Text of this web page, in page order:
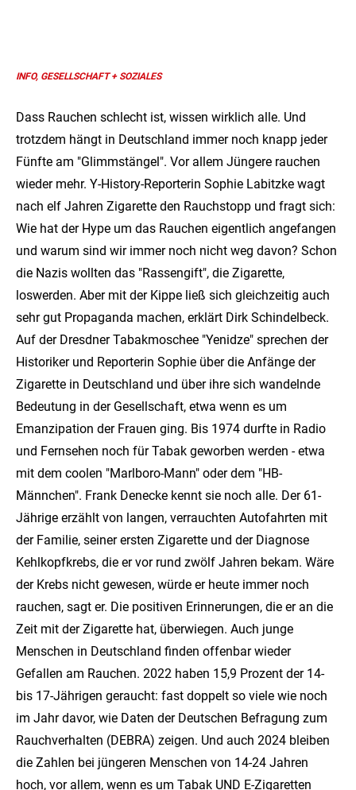
INFO, GESELLSCHAFT + SOZIALES
Dass Rauchen schlecht ist, wissen wirklich alle. Und
trotzdem hängt in Deutschland immer noch knapp jeder
Fünfte am "Glimmstängel". Vor allem Jüngere rauchen
wieder mehr. Y-History-Reporterin Sophie Labitzke wagt
nach elf Jahren Zigarette den Rauchstopp und fragt sich:
Wie hat der Hype um das Rauchen eigentlich angefangen
und warum sind wir immer noch nicht weg davon? Schon
die Nazis wollten das "Rassengift", die Zigarette,
loswerden. Aber mit der Kippe ließ sich gleichzeitig auch
sehr gut Propaganda machen, erklärt Dirk Schindelbeck.
Auf der Dresdner Tabakmoschee "Yenidze" sprechen der
Historiker und Reporterin Sophie über die Anfänge der
Zigarette in Deutschland und über ihre sich wandelnde
Bedeutung in der Gesellschaft, etwa wenn es um
Emanzipation der Frauen ging. Bis 1974 durfte in Radio
und Fernsehen noch für Tabak geworben werden - etwa
mit dem coolen "Marlboro-Mann" oder dem "HB-
Männchen". Frank Denecke kennt sie noch alle. Der 61-
Jährige erzählt von langen, verrauchten Autofahrten mit
der Familie, seiner ersten Zigarette und der Diagnose
Kehlkopfkrebs, die er vor rund zwölf Jahren bekam. Wäre
der Krebs nicht gewesen, würde er heute immer noch
rauchen, sagt er. Die positiven Erinnerungen, die er an die
Zeit mit der Zigarette hat, überwiegen. Auch junge
Menschen in Deutschland finden offenbar wieder
Gefallen am Rauchen. 2022 haben 15,9 Prozent der 14-
bis 17-Jährigen geraucht: fast doppelt so viele wie noch
im Jahr davor, wie Daten der Deutschen Befragung zum
Rauchverhalten (DEBRA) zeigen. Und auch 2024 bleiben
die Zahlen bei jüngeren Menschen von 14-24 Jahren
hoch, vor allem, wenn es um Tabak UND E-Zigaretten